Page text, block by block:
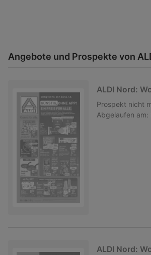
Angebote und Prospekte von
ALDI Nord:
Prospekt nicht
Abgelaufen am:
ALDI Nord: